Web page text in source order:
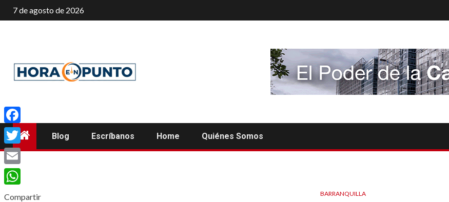
Saltar
al
7 de agosto de 2026
Blog Escríbanos Home Quiénes Somos
BARRANQUILLA
Facebook
Twitter
Email
WhatsApp
Compartir